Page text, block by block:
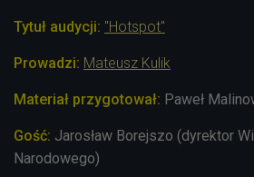
Tytuł audycji: "Hotspot"
Prowadzi: Mateusz Kulik
Materiał przygotował: Paweł
Gość: Jarosław Borejszo (dyrektor
Narodowego)